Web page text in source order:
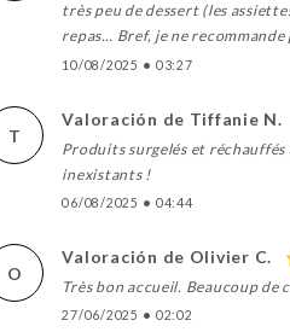
très peu de dessert (les
repas… Bref, je ne recommande
10/08/2025 • 03:27
T
Valoración de Tiffanie N.
Produits surgelés et réchauffés
inexistants !
06/08/2025 • 04:44
O
Valoración de Olivier C.
Très bon accueil. Beaucoup
27/06/2025 • 02:02